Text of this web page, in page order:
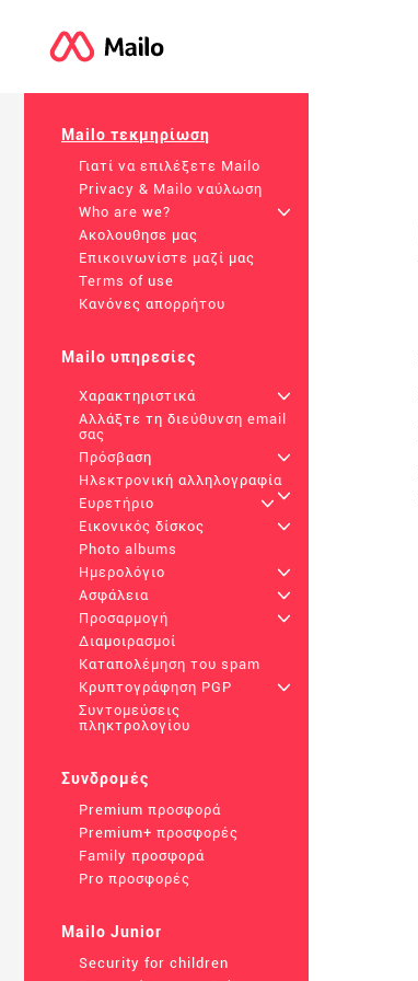
Mailo τεκμηρίωση
Γιατί να επιλέξετε Mailo
Privacy & Mailo ναύλωση
Who are we?
+
Ακολουθησε μας
Επικοινωνίστε μαζί μας
Terms of use
Κανόνες απορρήτου
Mailo υπηρεσίες
Χαρακτηριστικά
+
Αλλάξτε τη διεύθυνση email
σας
Πρόσβαση
+
Ηλεκτρονική αλληλογραφία
+
Ευρετήριο
+
Εικονικός δίσκος
+
Photo albums
Ημερολόγιο
+
Ασφάλεια
+
Προσαρμογή
+
Διαμοιρασμοί
Καταπολέμηση του spam
Κρυπτογράφηση PGP
+
Συντομεύσεις
πληκτρολογίου
Συνδρομές
Premium προσφορά
Premium+ προσφορές
Family προσφορά
Pro προσφορές
Mailo Junior
Security for children